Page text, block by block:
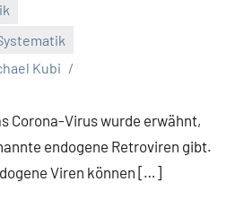
Kubi
Corona-Virus wurde erwähnt,
endogene Retroviren gibt.
Viren können […]